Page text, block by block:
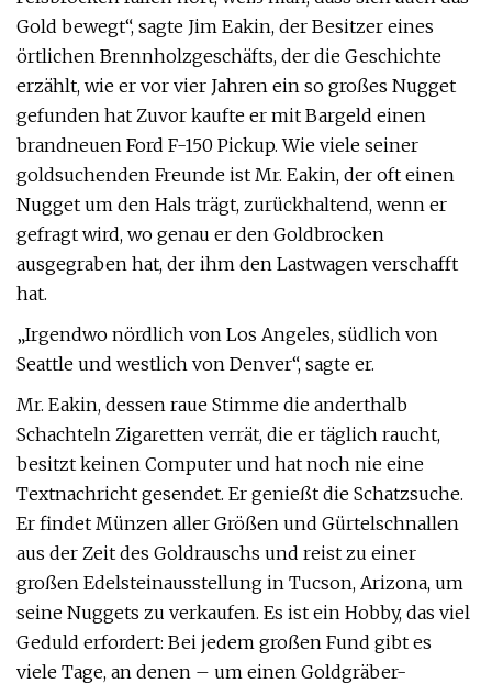
Gold bewegt“, sagte Jim Eakin, der Besitzer eines
örtlichen Brennholzgeschäfts, der die Geschichte
erzählt, wie er vor vier Jahren ein so großes Nugget
gefunden hat Zuvor kaufte er mit Bargeld einen
brandneuen Ford F-150 Pickup. Wie viele seiner
goldsuchenden Freunde ist Mr. Eakin, der oft einen
Nugget um den Hals trägt, zurückhaltend, wenn er
gefragt wird, wo genau er den Goldbrocken
ausgegraben hat, der ihm den Lastwagen verschafft
hat.
„Irgendwo nördlich von Los Angeles, südlich von
Seattle und westlich von Denver“, sagte er.
Mr. Eakin, dessen raue Stimme die anderthalb
Schachteln Zigaretten verrät, die er täglich raucht,
besitzt keinen Computer und hat noch nie eine
Textnachricht gesendet. Er genießt die Schatzsuche.
Er findet Münzen aller Größen und Gürtelschnallen
aus der Zeit des Goldrauschs und reist zu einer
großen Edelsteinausstellung in Tucson, Arizona, um
seine Nuggets zu verkaufen. Es ist ein Hobby, das viel
Geduld erfordert: Bei jedem großen Fund gibt es
viele Tage, an denen – um einen Goldgräber-